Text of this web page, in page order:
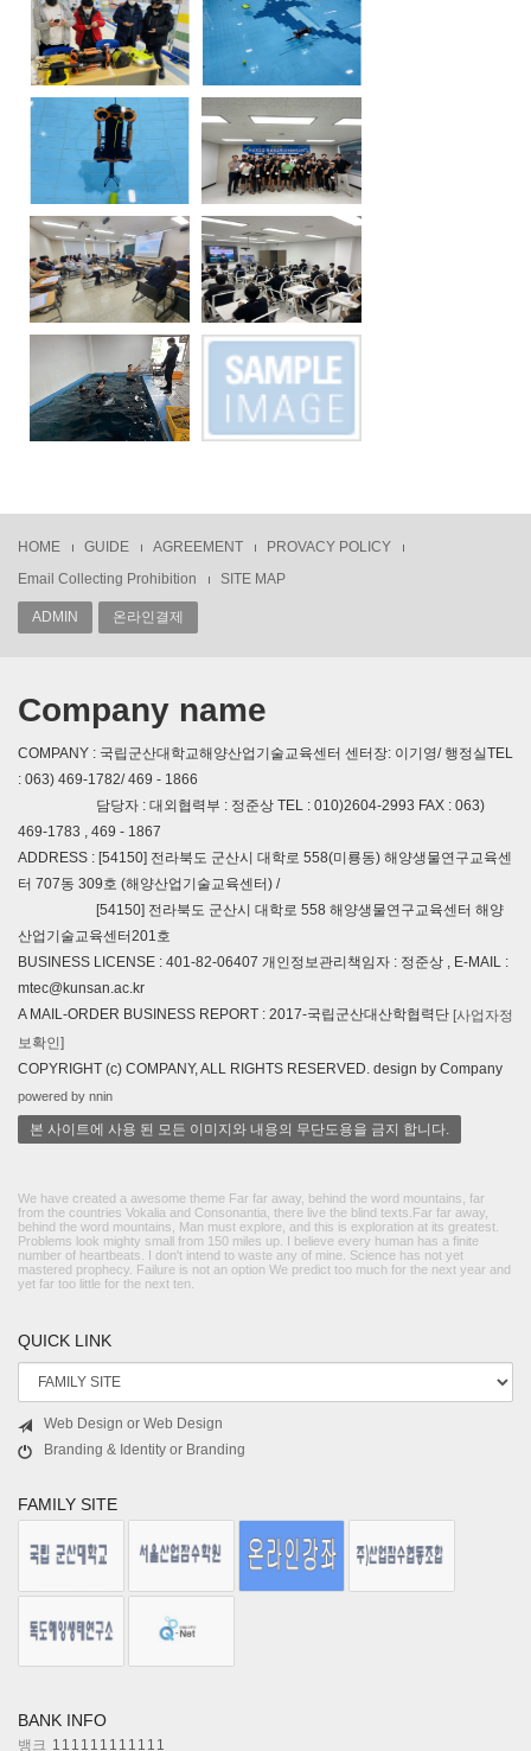
HOME GUIDE AGREEMENT
PROVACY POLICY
Email Collecting Prohibition
SITE MAP
ADMIN 온라인결제
Company name
COMPANY : 국립군산대학교해양산업기술교육센터 센터장: 이기영/ 행정실TEL
: 063) 469-1782/ 469 - 1866
담당자 : 대외협력부 : 정준상 TEL : 010)2604-2993 FAX : 063)
469-1783 , 469 - 1867
ADDRESS : [54150] 전라북도 군산시 대학로 558(미룡동) 해양생물연구교육센
터 707동 309호 (해양산업기술교육센터) /
[54150] 전라북도 군산시 대학로 558 해양생물연구교육센터 해양
산업기술교육센터201호
BUSINESS LICENSE : 401-82-06407 개인정보관리책임자 : 정준상 , E-MAIL :
mtec@kunsan.ac.kr
A MAIL-ORDER BUSINESS REPORT : 2017-국립군산대산학협력단 [사업자정
보확인]
COPYRIGHT (c) COMPANY, ALL RIGHTS RESERVED. design by Company
powered by nnin
본 사이트에 사용 된 모든 이미지와 내용의 무단도용을 금지 합니다.
We have created a awesome theme Far far away, behind the word mountains, far
from the countries Vokalia and Consonantia, there live the blind texts.Far far away,
behind the word mountains, Man must explore, and this is exploration at its greatest.
Problems look mighty small from 150 miles up. I believe every human has a finite
number of heartbeats. I don't intend to waste any of mine. Science has not yet
mastered prophecy. Failure is not an option We predict too much for the next year and
yet far too little for the next ten.
QUICK LINK
Web Design or Web Design
Branding & Identity or Branding
FAMILY SITE
BANK INFO
뱅크 111111111111